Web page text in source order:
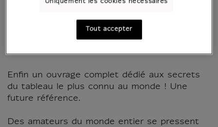
donc, cette Joconde?
Enfin un ouvrage complet dédié aux secrets
du tableau le plus connu au monde ! Une
future référence.
Des amateurs du monde entier se pressent
Uniquement les cookies nécessaires
Tout accepter